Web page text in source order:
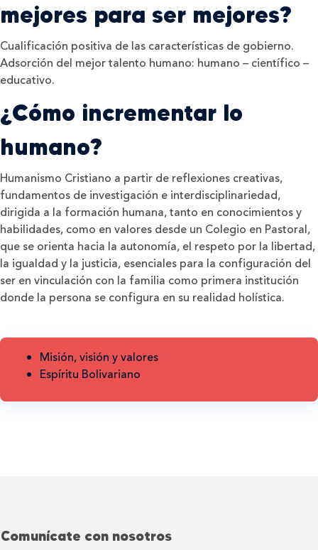
mejores para ser mejores?
Cualificación positiva de las características de gobierno.
Adsorción del mejor talento humano: humano – científico –
educativo.
¿Cómo incrementar lo
humano?
Humanismo Cristiano a partir de reflexiones creativas,
fundamentos de investigación e interdisciplinariedad,
dirigida a la formación humana, tanto en conocimientos y
habilidades, como en valores desde un Colegio en Pastoral,
que se orienta hacia la autonomía, el respeto por la libertad,
la igualdad y la justicia, esenciales para la configuración del
ser en vinculación con la familia como primera institución
donde la persona se configura en su realidad holística.
Misión, visión y valores
Espíritu Bolivariano
Comunícate con nosotros